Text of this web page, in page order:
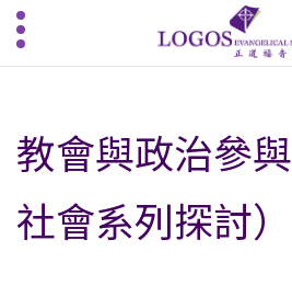
教會與政治參
社會系列探討）